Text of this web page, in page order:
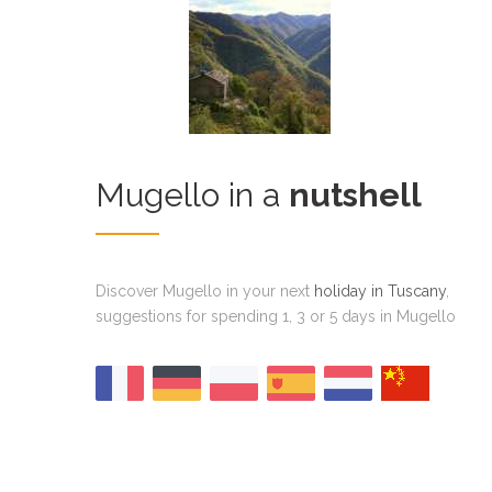
Mugello in a nutshell
Discover Mugello in your next holiday in Tuscany
suggestions for spending 1, 3 or 5 days in Mugello